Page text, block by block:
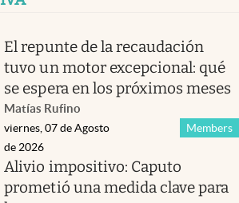
El repunte de la recaudación
tuvo un motor excepcional: qué
se espera en los próximos meses
Matías Rufino
Members
viernes, 07 de Agosto
de 2026
Alivio impositivo: Caputo
prometió una medida clave para